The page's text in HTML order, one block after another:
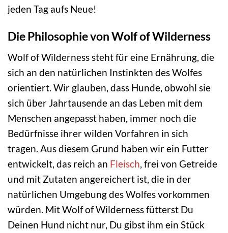
jeden Tag aufs Neue!
Die Philosophie von Wolf of Wilderness
Wolf of Wilderness steht für eine Ernährung, die
sich an den natürlichen Instinkten des Wolfes
orientiert. Wir glauben, dass Hunde, obwohl sie
sich über Jahrtausende an das Leben mit dem
Menschen angepasst haben, immer noch die
Bedürfnisse ihrer wilden Vorfahren in sich
tragen. Aus diesem Grund haben wir ein Futter
entwickelt, das reich an Fleisch, frei von Getreide
und mit Zutaten angereichert ist, die in der
natürlichen Umgebung des Wolfes vorkommen
würden. Mit Wolf of Wilderness fütterst Du
Deinen Hund nicht nur, Du gibst ihm ein Stück